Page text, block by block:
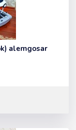
alemgosar